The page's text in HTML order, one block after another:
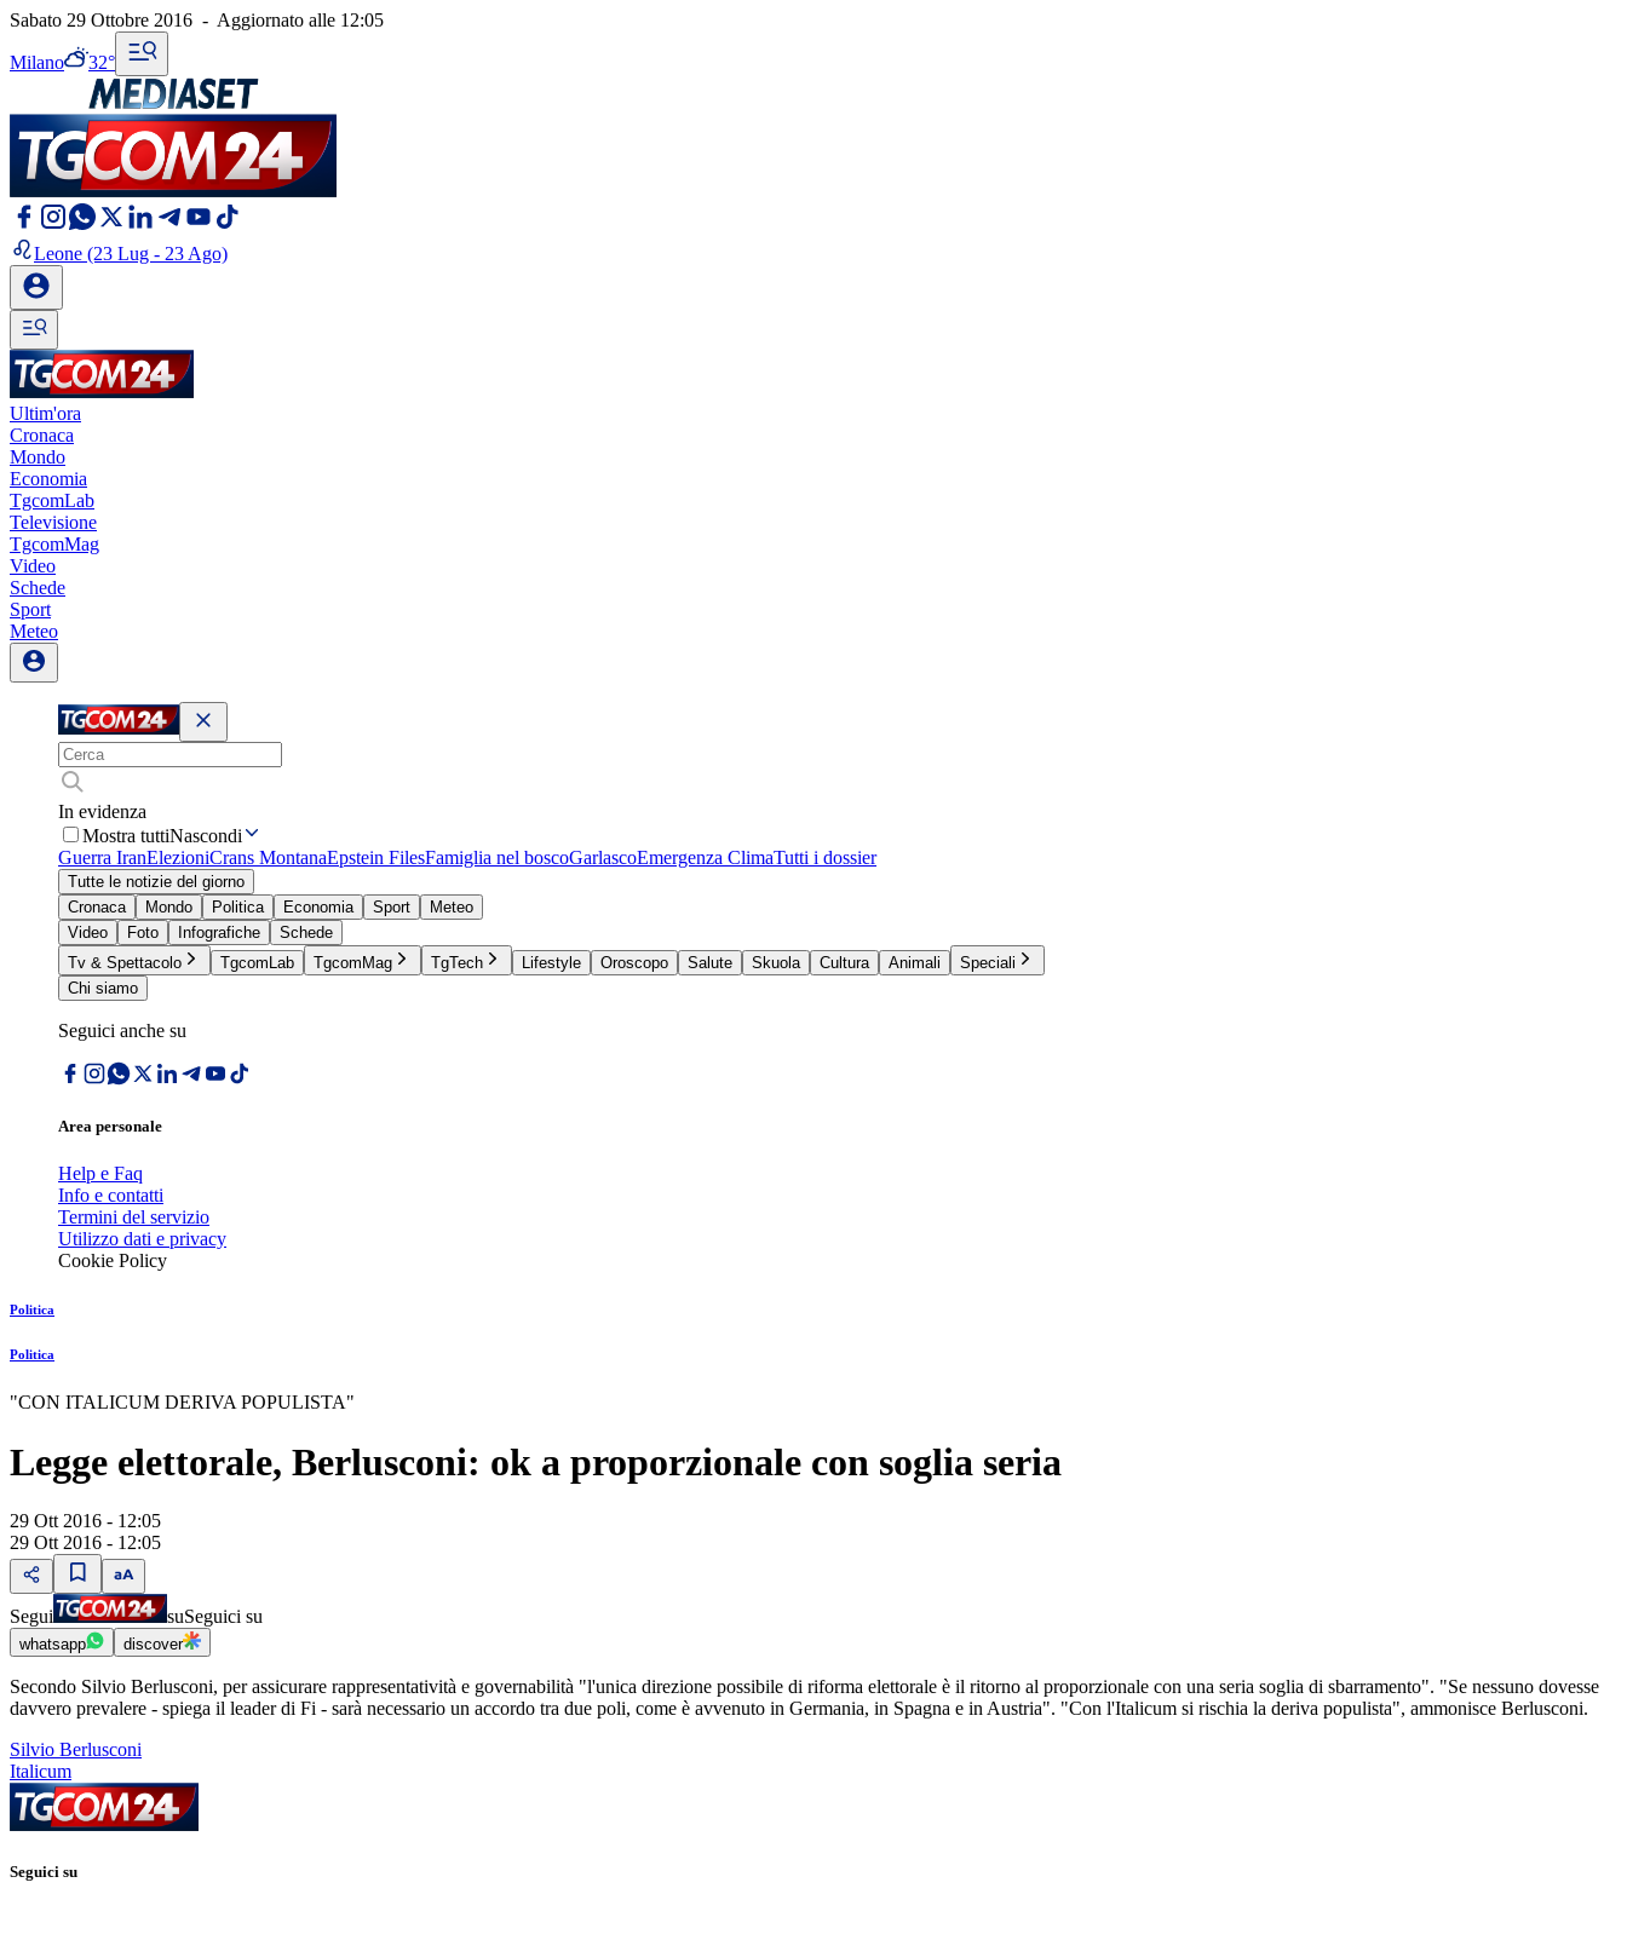
Sabato 29 Ottobre 2016 - Aggiornato alle 12:05
Milano 32°
Leone (23 Lug - 23 Ago)
Ultim'ora
Cronaca
Mondo
Economia
TgcomLab
Televisione
TgcomMag
Video
Schede
Sport
Meteo
In evidenza
Mostra tuttiNascondi
Guerra IranElezioniCrans MontanaEpstein FilesFamiglia nel boscoGarlascoEmergenza ClimaTutti i dossier
Tutte le notizie del giorno
Cronaca
Mondo Politica Economia Sport
Meteo
Video
Foto Infografiche
Schede
Tv & Spettacolo
TgcomLab TgcomMag TgTech Lifestyle Oroscopo Salute Skuola Cultura Animali
Speciali
Chi siamo
Seguici anche su
Area personale
Help e Faq
Info e contatti
Termini del servizio
Utilizzo dati e privacy
Cookie Policy
Politica
Politica
"CON ITALICUM DERIVA POPULISTA"
Legge elettorale, Berlusconi: ok a proporzionale con soglia seria
29 Ott 2016 - 12:05
29 Ott 2016 - 12:05
Segui suSeguici su
whatsapp discover
Secondo Silvio Berlusconi, per assicurare rappresentatività e governabilità "l'unica direzione possibile di riforma elettorale è il ritorno al proporzionale con una seria soglia di sbarramento". "Se nessuno dovesse
davvero prevalere - spiega il leader di Fi - sarà necessario un accordo tra due poli, come è avvenuto in Germania, in Spagna e in Austria". "Con l'Italicum si rischia la deriva populista", ammonisce Berlusconi.
Silvio Berlusconi
Italicum
Seguici su